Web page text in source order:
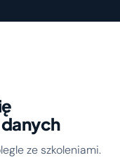
ze szkoleniami.